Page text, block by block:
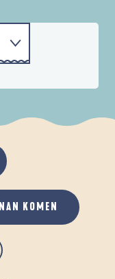
KOMEN